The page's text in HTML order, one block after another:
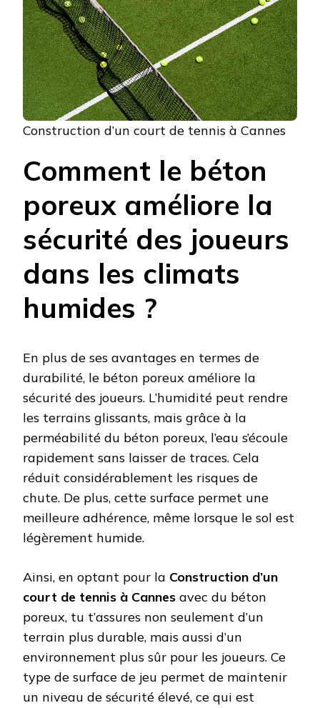
Construction d’un court de tennis à Cannes
Comment le béton
poreux améliore la
sécurité des joueurs
dans les climats
humides ?
En plus de ses avantages en termes de
durabilité, le béton poreux améliore la
sécurité des joueurs. L’humidité peut rendre
les terrains glissants, mais grâce à la
perméabilité du béton poreux, l’eau s’écoule
rapidement sans laisser de traces. Cela
réduit considérablement les risques de
chute. De plus, cette surface permet une
meilleure adhérence, même lorsque le sol est
légèrement humide.
Ainsi, en optant pour la Construction d’un
court de tennis à Cannes avec du béton
poreux, tu t’assures non seulement d’un
terrain plus durable, mais aussi d’un
environnement plus sûr pour les joueurs. Ce
type de surface de jeu permet de maintenir
un niveau de sécurité élevé, ce qui est